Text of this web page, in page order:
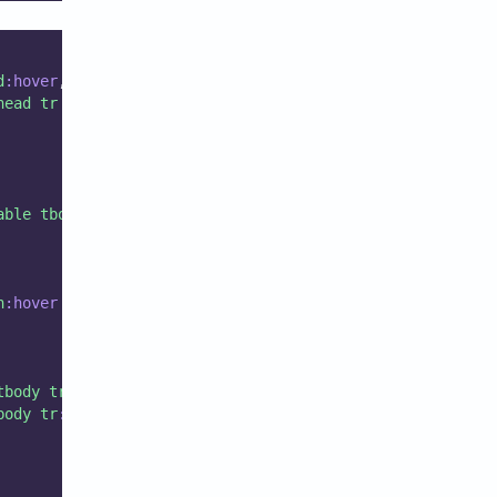
:hover,
tr
tbody
:hover
tr
tr:hover